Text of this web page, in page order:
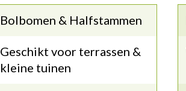
Bolbomen & Halfstammen
Geschikt voor terrassen &
kleine tuinen